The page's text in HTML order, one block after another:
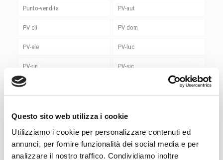
Questo sito web utilizza i cookie
Utilizziamo i cookie per personalizzare contenuti ed
annunci, per fornire funzionalità dei social media e per
analizzare il nostro traffico. Condividiamo inoltre
Punto-vendita PV-aut
PV-cli PV-dom
PV-ele PV-luc
PV-rin PV-sic
PV-ute
Sicurezza siemens